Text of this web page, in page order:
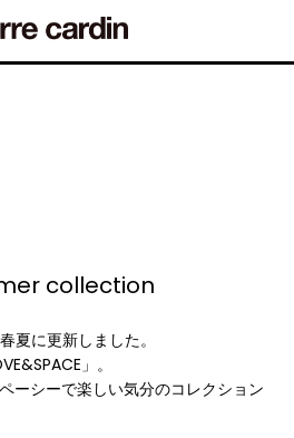
collection
夏に更新しました。
」。
ーシーで楽しい気分のコレクション